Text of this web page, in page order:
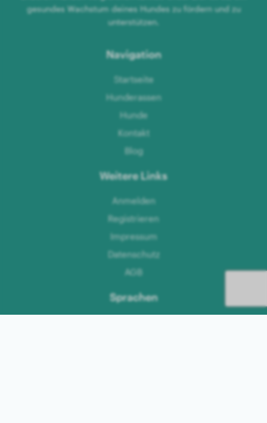
gesundes Wachstum deines Hundes zu fördern und zu
unterstützen.
Navigation
Startseite
Hunderassen
Hunde
Kontakt
Blog
Weitere Links
Anmelden
Registrieren
Impressum
Datenschutz
AGB
Sprachen